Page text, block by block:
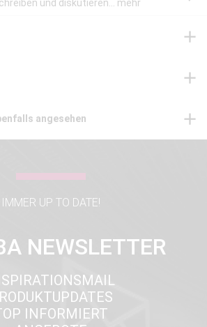
und diskutieren... mehr
angesehen
IMMER UP TO DATE!
NEWSLETTER
INFORMIERT